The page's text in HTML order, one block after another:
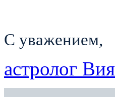
С уважением,
астролог